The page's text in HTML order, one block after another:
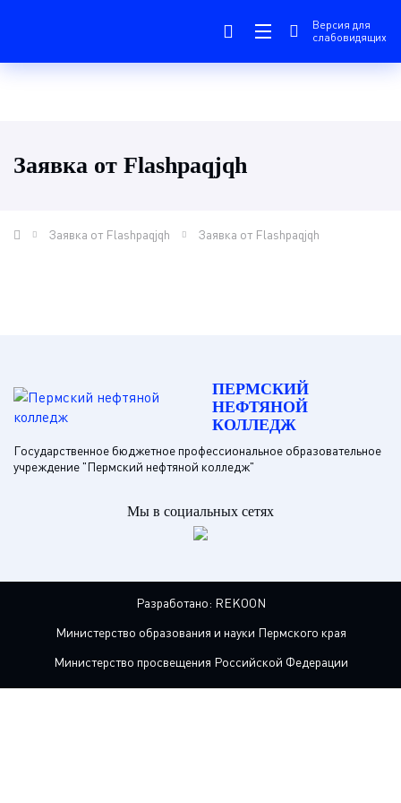
Версия для
слабовидящих
Заявка от Flashpaqjqh
Заявка от Flashpaqjqh Заявка от Flashpaqjqh
ПЕРМСКИЙ
НЕФТЯНОЙ
КОЛЛЕДЖ
Государственное бюджетное профессиональное образовательное
учреждение "Пермский нефтяной колледж"
Мы в социальных сетях
Разработано: REKOON
Министерство образования и науки Пермского края
Министерство просвещения Российской Федерации